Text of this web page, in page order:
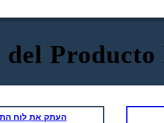
Producto
העתק את לוח